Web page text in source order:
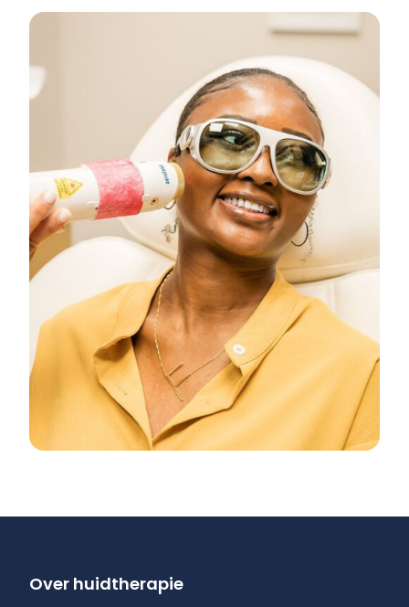
Over huidtherapie